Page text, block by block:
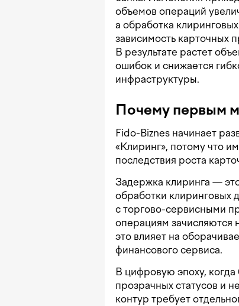
объемов операций
а обработка
зависимость карточных
В результате растет
ошибок и снижается
инфраструктуры.
Почему первым
Fido-Biznes начинает
«Клиринг», потому что
последствия роста
Задержка клиринга —
обработки клиринговых
с торгово-сервисными
операциям зачисляются
это влияет на
финансового сервиса.
В цифровую эпоху,
прозрачных статусов и
контур требует